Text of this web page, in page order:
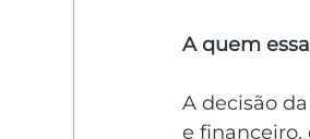
A quem
A decisão
e